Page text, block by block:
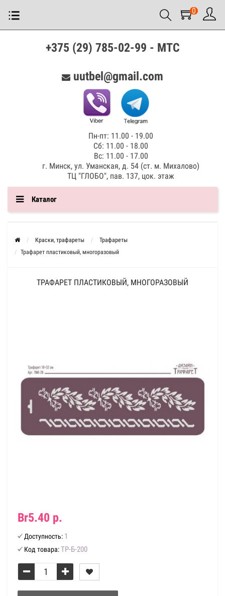
0
+375 (29) 785-02-99 - МТС
uutbel@gmail.com
Пн-пт: 11.00 - 19.00
Сб: 11.00 - 18.00
Вс: 11.00 - 17.00
г. Минск, ул. Уманская, д. 54 (ст. м. Михалово)
ТЦ "ГЛОБО", пав. 137, цок. этаж
Каталог
Краски, трафареты
Трафареты
Трафарет пластиковый, многоразовый
ТРАФАРЕТ ПЛАСТИКОВЫЙ, МНОГОРАЗОВЫЙ
Br5.40 р.
Доступность: 1
Код товара:ТР-Б-200